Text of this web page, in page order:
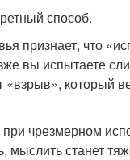
способ.
признает, что
вы испытаете
который
чрезмерном
мыслить станет